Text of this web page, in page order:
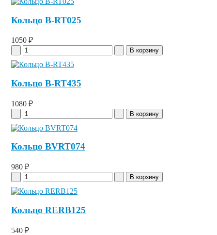
Кольцо B-RT025
1050 ₽
Кольцо B-RT435
1080 ₽
Кольцо BVRT074
980 ₽
Кольцо RERB125
540 ₽